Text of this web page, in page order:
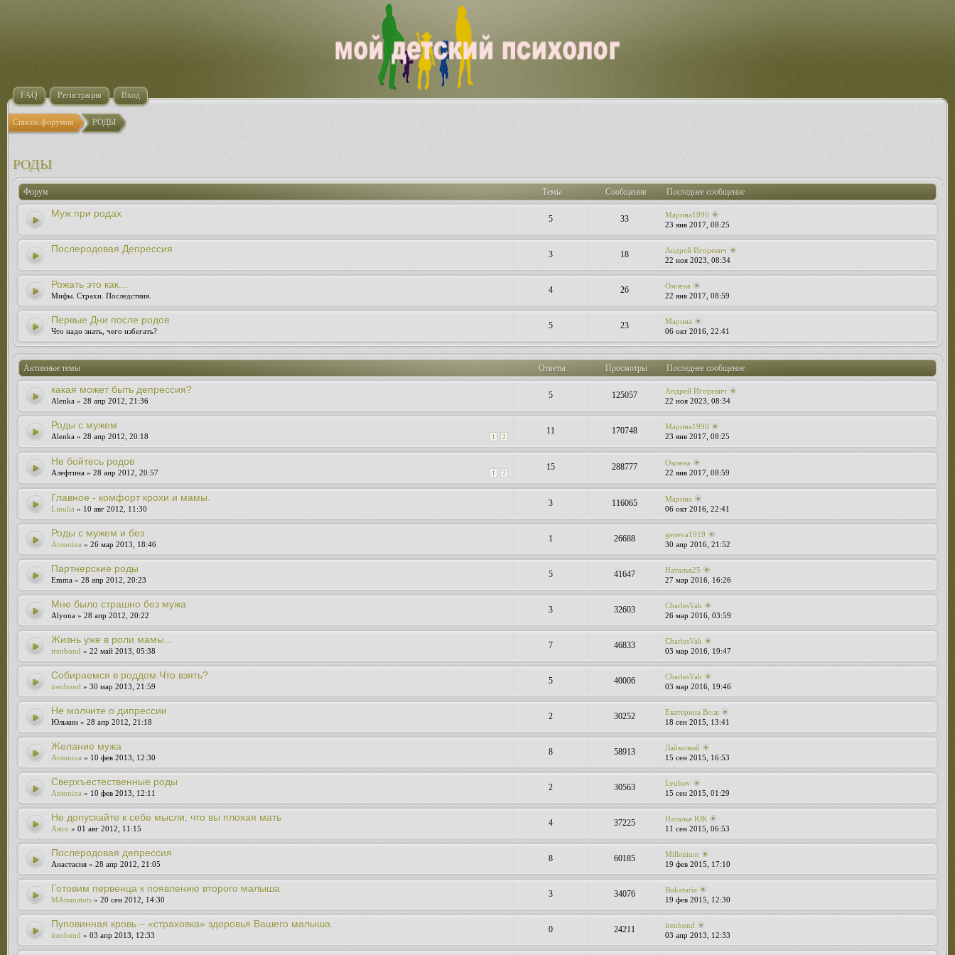
FAQ Регистрация Вход
Список форумов РОДЫ
РОДЫ
Форум Темы Сообщения Последнее сообщение
Муж при родах 5 33
Марина1990
23 янв 2017, 08:25
Послеродовая Депрессия 3 18
Андрей Игоревич
22 ноя 2023, 08:34
Рожать это как...
Мифы. Страхи. Последствия.
4 26
Омлена
22 янв 2017, 08:59
Первые Дни после родов
Что надо знать, чего избегать?
5 23
Марина
06 окт 2016, 22:41
Активные темы Ответы Просмотры Последнее сообщение
какая может быть депрессия?
Alenka » 28 апр 2012, 21:36
5 125057
Андрей Игоревич
22 ноя 2023, 08:34
Роды с мужем
1 2
Alenka » 28 апр 2012, 20:18
11 170748
Марина1990
23 янв 2017, 08:25
Не бойтесь родов
1 2
Алефтина » 28 апр 2012, 20:57
15 288777
Омлена
22 янв 2017, 08:59
Главное - комфорт крохи и мамы.
Linulia » 10 авг 2012, 11:30
3 116065
Марина
06 окт 2016, 22:41
Роды с мужем и без
Antonina » 26 мар 2013, 18:46
1 26688
geneva1919
30 апр 2016, 21:52
Партнерские роды
Emma » 28 апр 2012, 20:23
5 41647
Наталья25
27 мар 2016, 16:26
Мне было страшно без мужа
Alyona » 28 апр 2012, 20:22
3 32603
CharlesVak
26 мар 2016, 03:59
Жизнь уже в роли мамы...
irenbond » 22 май 2013, 05:38
7 46833
CharlesVak
03 мар 2016, 19:47
Собираемся в роддом.Что взять?
irenbond » 30 мар 2013, 21:59
5 40006
CharlesVak
03 мар 2016, 19:46
Не молчите о дипрессии
Юлькин » 28 апр 2012, 21:18
2 30252
Екатерина Волк
18 сен 2015, 13:41
Желание мужа
Antonina » 10 фев 2013, 12:30
8 58913
Лаймовый
15 сен 2015, 16:53
Сверхъестественные роды
Antonina » 10 фев 2013, 12:11
2 30563
Lyubov
15 сен 2015, 01:29
Не допускайте к себе мысли, что вы плохая мать
Astro » 01 авг 2012, 11:15
4 37225
Наталья ЮК
11 сен 2015, 06:53
Послеродовая депрессия
Анастасия » 28 апр 2012, 21:05
8 60185
Millenium
19 фев 2015, 17:10
Готовим первенца к появлению второго малыша
MAmmatots » 20 сен 2012, 14:30
3 34076
Bukatoria
19 фев 2015, 12:30
Пуповинная кровь – «страховка» здоровья Вашего малыша.
irenbond » 03 апр 2013, 12:33
0 24211
irenbond
03 апр 2013, 12:33